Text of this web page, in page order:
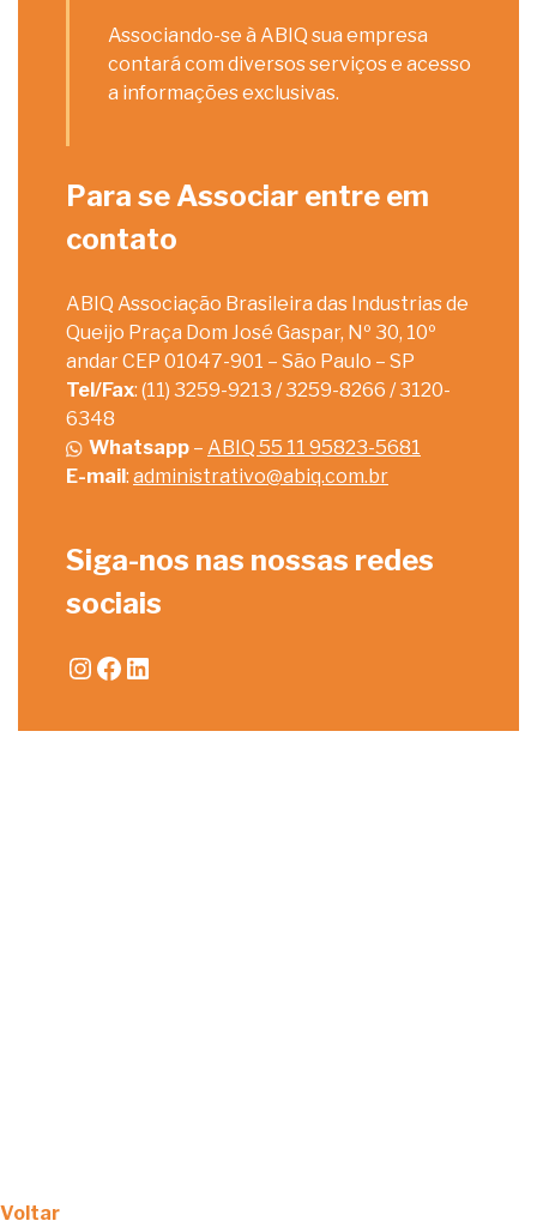
Associando-se à ABIQ sua empresa
contará com diversos serviços e acesso
a informações exclusivas.
Para se Associar entre em
contato
ABIQ Associação Brasileira das Industrias de
Queijo Praça Dom José Gaspar, Nº 30, 10º
andar CEP 01047-901 – São Paulo – SP
Tel/Fax: (11) 3259-9213 / 3259-8266 / 3120-
6348
Whatsapp – ABIQ 55 11 95823-5681
E-mail: administrativo@abiq.com.br
Siga-nos nas nossas redes
sociais
Instagram
Facebook
LinkedIn
Voltar